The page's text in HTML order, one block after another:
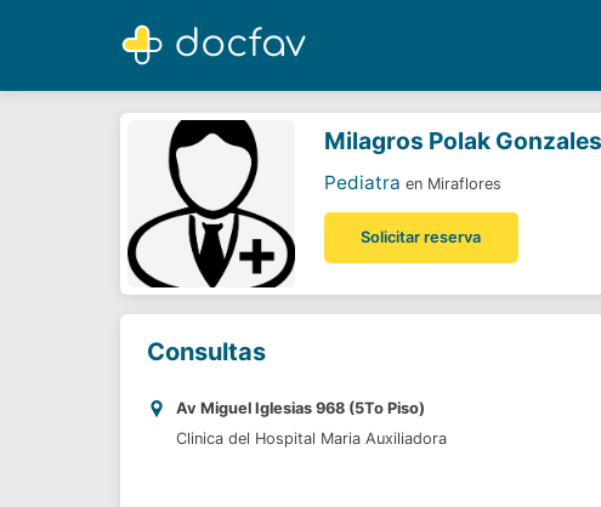
Milagros Polak Gonzales
Pediatra
Milagros Polak Gonzales
Pediatra en Miraflores
Solicitar reserva
Consultas
Av Miguel Iglesias 968 (5To Piso)
Clinica del Hospital Maria Auxiliadora